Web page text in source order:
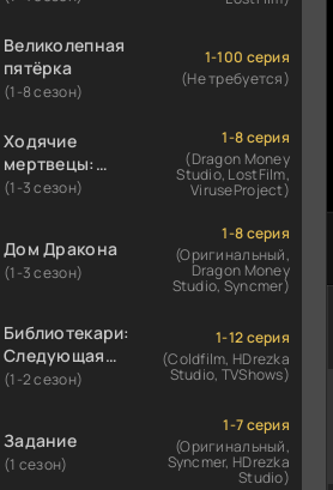
Великолепная
пятёрка
(1-8 сезон)
1-100 серия
(Не требуется)
Ходячие
мертвецы:
Мертвый
(1-3 сезон)
1-8 серия
(Dragon Money
Studio, LostFilm,
ViruseProject)
Дом Дракона
(1-3 сезон)
1-8 серия
(Оригинальный,
Dragon Money
Studio, Syncmer)
Библиотекари:
Следующая
глава
(1-2 сезон)
1-12 серия
(Coldfilm, HDrezka
Studio, TVShows)
Задание
(1 сезон)
1-7 серия
(Оригинальный,
Syncmer, HDrezka
Studio)